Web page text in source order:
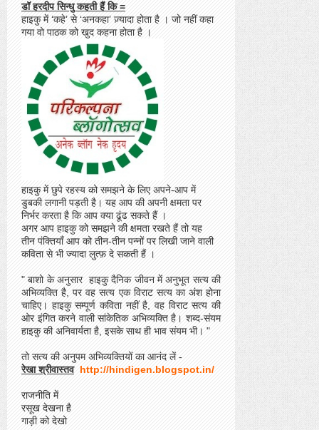
डॉ हरदीप सिन्धु कहती हैं कि =
हाइकु में ‘कहे’ से ‘अनकहा’ ज़्यादा होता है । जो नहीं कहा
गया वो पाठक को खुद कहना होता है ।
हाइकु में छुपे रहस्य को समझने के लिए अपने-आप में
डुबकी लगानी पड़ती है। यह आप की अपनी क्षमता पर
निर्भर करता है कि आप क्या ढूंढ सकते हैं ।
अगर आप हाइकु को समझने की क्षमता रखते हैं तो यह
तीन पंक्तियाँ आप को तीन-तीन पन्नों पर लिखी जाने वाली
कविता से भी ज्यादा लुत्फ़ दे सकती हैं ।
" बाशो के अनुसार हाइकु दैनिक जीवन में अनुभूत सत्य की
अभिव्यक्ति है, पर वह सत्य एक विराट सत्य का अंश होना
चाहिए। हाइकु सम्पूर्ण कविता नहीं है, वह विराट सत्य की
ओर इंगित करने वाली सांकेतिक अभिव्यक्ति है। शब्द-संयम
हाइकु की अनिवार्यता है, इसके साथ ही भाव संयम भी। "
तो सत्य की अनुपम अभिव्यक्तियों का आनंद लें -
रेखा श्रीवास्तव http://hindigen.blogspot.in/
राजनीति में
रसूख देखना है
गाड़ी को देखो